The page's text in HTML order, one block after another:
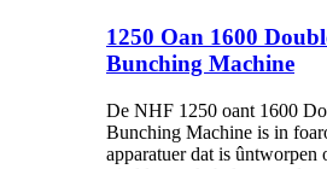
1250 Oan 1600
Bunching Machine
De NHF 1250 oant 1600
Bunching Machine is in
apparatuer dat is ûntworpen